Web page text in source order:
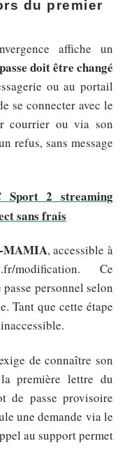
du premier
affiche un
doit être changé
ou au portail
se connecter avec le
courrier ou via son
refus, sans message
Sport 2 streaming
sans frais
MAMIA, accessible à
modification. Ce
personnel selon
Tant que cette étape
de connaître son
première lettre du
de passe provisoire
une demande via le
au support permet